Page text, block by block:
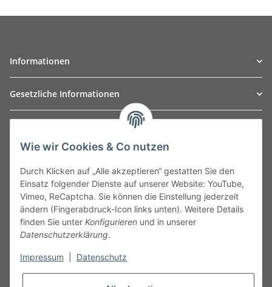
Informationen
Gesetzliche Informationen
Leibnizstraße 2a
Germany
Phone:+49 40 5287270
Fax:+49 40 5281050
Email:sales@tow-automotive.de
Wie wir Cookies & Co nutzen
Durch Klicken auf „Alle akzeptieren“ gestatten Sie den
Einsatz folgender Dienste auf unserer Website: YouTube,
Vimeo, ReCaptcha. Sie können die Einstellung jederzeit
ändern (Fingerabdruck-Icon links unten). Weitere Details
finden Sie unter Konfigurieren und in unserer
Datenschutzerklärung.
Impressum Datenschutz